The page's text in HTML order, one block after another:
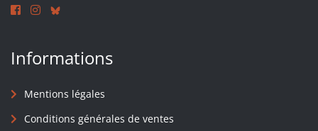
Informations
Mentions légales
Conditions générales de ventes